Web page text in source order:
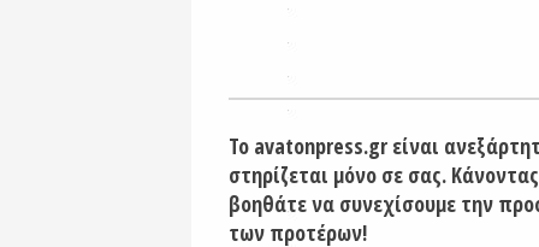
Το avatonpress.gr είναι
στηρίζεται μόνο σε σας.
βοηθάτε να συνεχίσουμε την
των προτέρων!